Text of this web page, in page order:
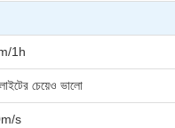
1h
চেয়েও ভালো
s